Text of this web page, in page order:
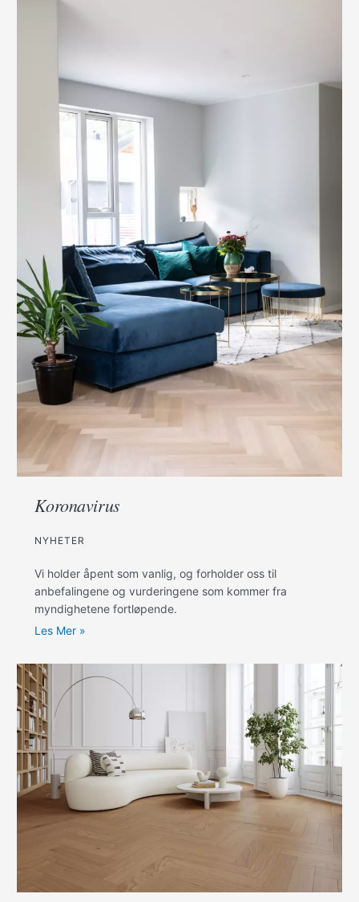
Koronavirus
NYHETER
Vi holder åpent som vanlig, og forholder oss til
anbefalingene og vurderingene som kommer fra
myndighetene fortløpende.
Les Mer »